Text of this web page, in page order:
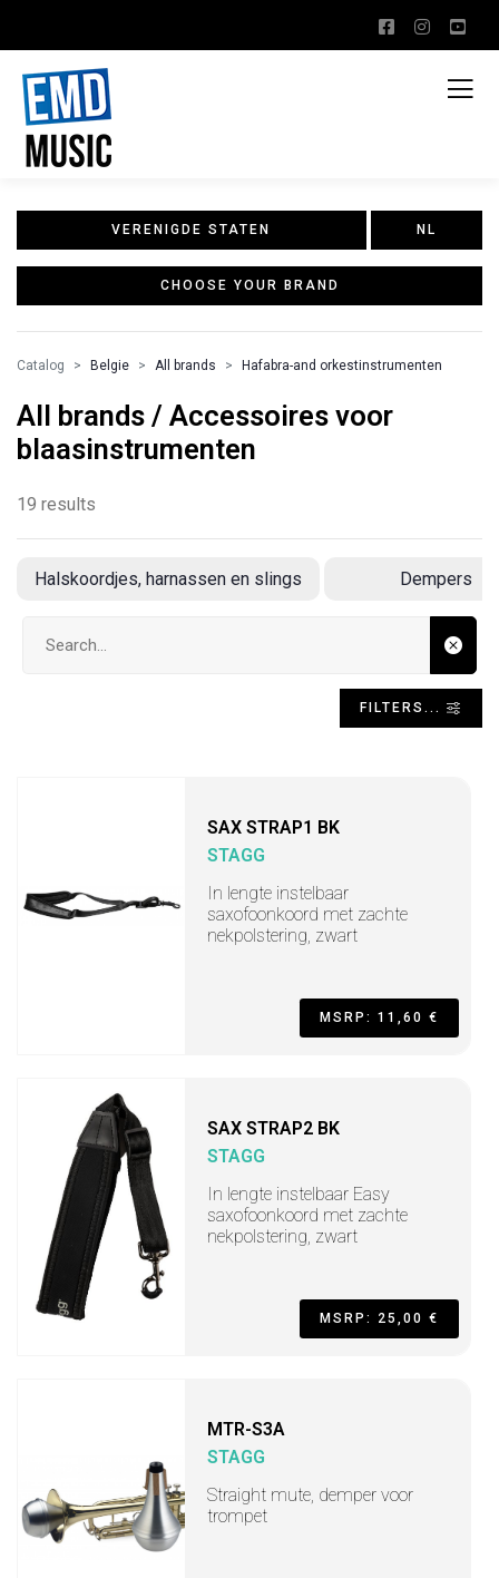
VERENIGDE STATEN NL
CHOOSE YOUR BRAND
Catalog Belgie All brands Hafabra-and orkestinstrumenten
All brands / Accessoires voor
blaasinstrumenten
19 results
Halskoordjes, harnassen en slings Dempers
FILTERS...
SAX STRAP1 BK
STAGG
In lengte instelbaar
saxofoonkoord met zachte
nekpolstering, zwart
MSRP: 11,60 €
SAX STRAP2 BK
STAGG
In lengte instelbaar Easy
saxofoonkoord met zachte
nekpolstering, zwart
MSRP: 25,00 €
MTR-S3A
STAGG
Straight mute, demper voor
trompet